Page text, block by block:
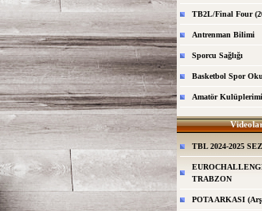
TB2L/Final Four
Antrenman Bilimi
Sporcu Sağlığı
Basketbol Spor
Amatör
TBL 2024-2025
TRABZON
POTA ARKASI